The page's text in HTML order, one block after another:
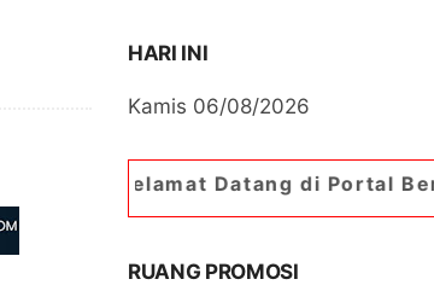
HARI INI
Kamis 06/08/2026
Selamat Datang di Portal Berita
RUANG PROMOSI